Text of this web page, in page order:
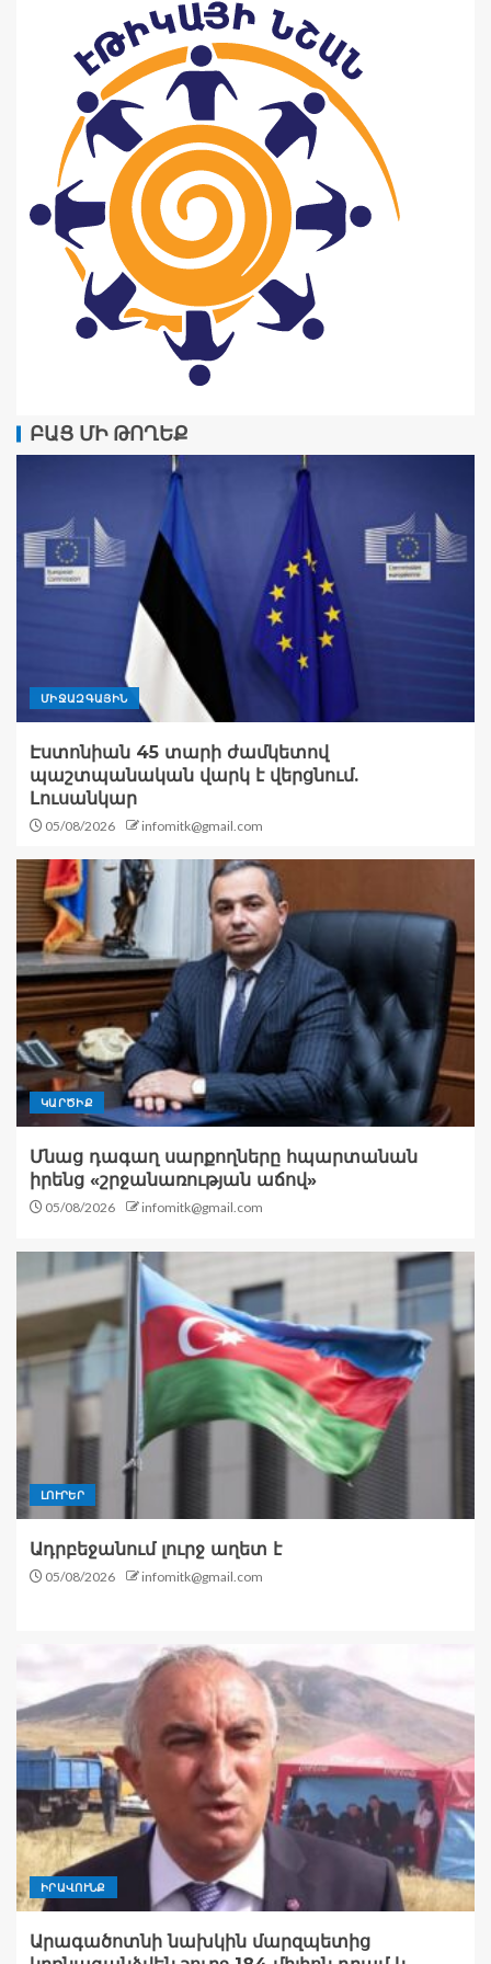
ԲԱՑ ՄԻ ԹՈՂԵՔ
ՄԻՋԱԶԳԱՅԻՆ
Էստոնիան 45 տարի ժամկետով
պաշտպանական վարկ է վերցնում.
Լուսանկար
05/08/2026 infomitk@gmail.com
ԿԱՐԾԻՔ
Մնաց դագաղ սարքողները հպարտանան
իրենց «շրջանառության աճով»
05/08/2026 infomitk@gmail.com
ԼՈՒՐԵՐ
Ադրբեջանում լուրջ աղետ է
05/08/2026 infomitk@gmail.com
ԻՐԱՎՈՒՆՔ
Արագածոտնի նախկին մարզպետից